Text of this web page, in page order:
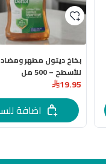
بخاخ ديتول مطهر ومضاد
للأسطح – 500 مل
19.95
اضافة